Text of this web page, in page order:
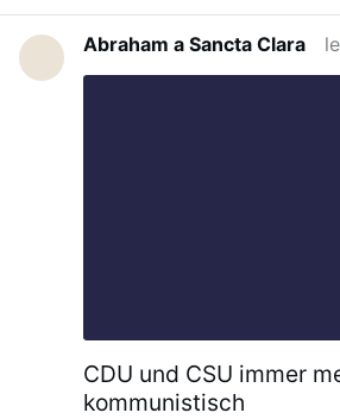
lebensbedrohliche
2. Charge EJ6788: 30
Abraham a Sancta Clara
CDU und CSU immer
kommunistisch